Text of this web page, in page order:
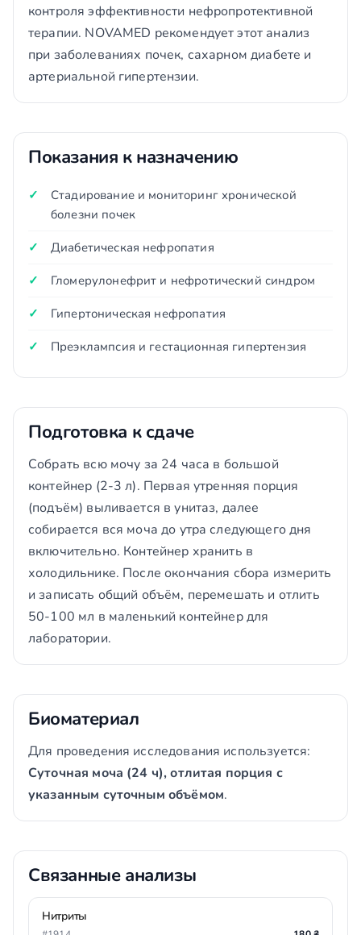
контроля эффективности нефропротективной
терапии. NOVAMED рекомендует этот анализ
при заболеваниях почек, сахарном диабете и
артериальной гипертензии.
Показания к назначению
Стадирование и мониторинг хронической
болезни почек
Диабетическая нефропатия
Гломерулонефрит и нефротический синдром
Гипертоническая нефропатия
Преэклампсия и гестационная гипертензия
Подготовка к сдаче
Собрать всю мочу за 24 часа в большой
контейнер (2-3 л). Первая утренняя порция
(подъём) выливается в унитаз, далее
собирается вся моча до утра следующего дня
включительно. Контейнер хранить в
холодильнике. После окончания сбора измерить
и записать общий объём, перемешать и отлить
50-100 мл в маленький контейнер для
лаборатории.
Биоматериал
Для проведения исследования используется:
Суточная моча (24 ч), отлитая порция с
указанным суточным объёмом.
Связанные анализы
Нитриты